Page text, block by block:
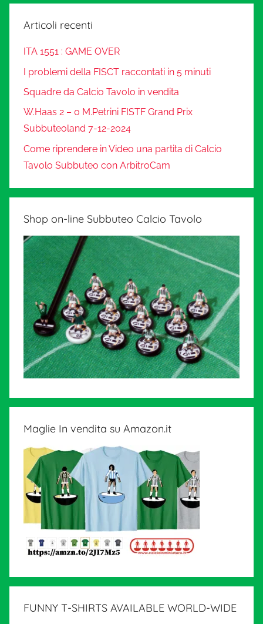
Articoli recenti
ITA 1551 : GAME OVER
I problemi della FISCT raccontati in 5 minuti
Squadre da Calcio Tavolo in vendita
W.Haas 2 – 0 M.Petrini FISTF Grand Prix
Subbuteoland 7-12-2024
Come riprendere in Video una partita di Calcio
Tavolo Subbuteo con ArbitroCam
Shop on-line Subbuteo Calcio Tavolo
Maglie In vendita su Amazon.it
FUNNY T-SHIRTS AVAILABLE WORLD-WIDE